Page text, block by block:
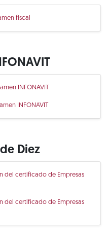
fiscal
INFONAVIT
INFONAVIT
Diez
del certificado de Empresas
del certificado de Empresas